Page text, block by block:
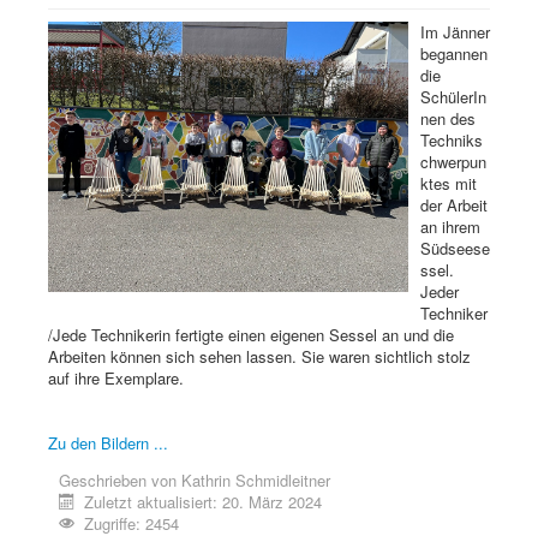
Im Jänner
begannen
die
SchülerIn
nen des
Techniks
chwerpun
ktes mit
der Arbeit
an ihrem
Südseese
ssel.
Jeder
Techniker
/Jede Technikerin fertigte einen eigenen Sessel an und die
Arbeiten können sich sehen lassen. Sie waren sichtlich stolz
auf ihre Exemplare.
Zu den Bildern ...
Geschrieben von Kathrin Schmidleitner
Zuletzt aktualisiert: 20. März 2024
Zugriffe: 2454